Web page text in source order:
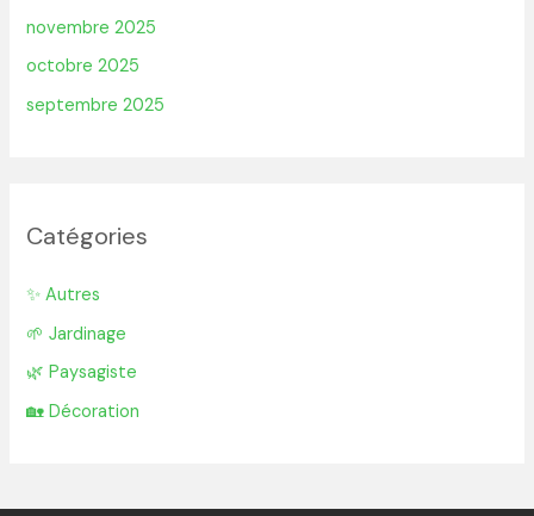
novembre 2025
octobre 2025
septembre 2025
Catégories
✨ Autres
🌱 Jardinage
🌿 Paysagiste
🏡 Décoration